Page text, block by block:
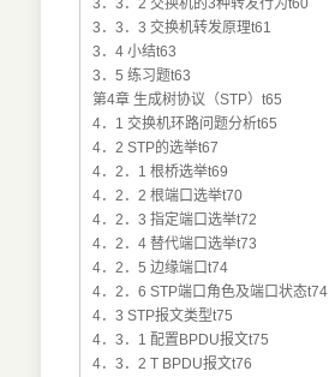
3．3．2 交换机的3种转发行为t60
3．3．3 交换机转发原理t61
3．4 小结t63
3．5 练习题t63
第4章 生成树协议（STP）t65
4．1 交换机环路问题分析t65
4．2 STP的选举t67
4．2．1 根桥选举t69
4．2．2 根端口选举t70
4．2．3 指定端口选举t72
4．2．4 替代端口选举t73
4．2．5 边缘端口t74
4．2．6 STP端口角色及端口状态t74
4．3 STP报文类型t75
4．3．1 配置BPDU报文t75
4．3．2 T BPDU报文t76